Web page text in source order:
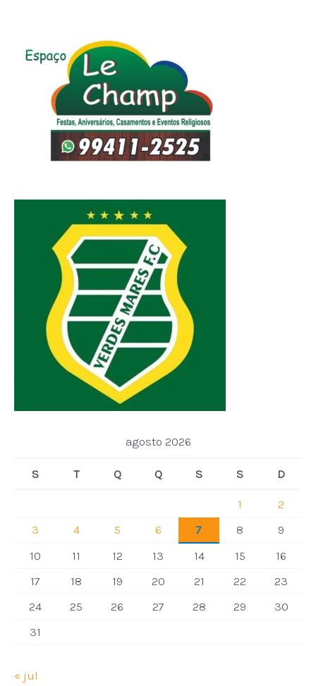
agosto 2026
S T Q Q S S D
1
2
3
4 5 6 7 8
9
10
11 12 13 14 15
16
17
18 19 20 21 22
23
24
25 26 27 28 29
30
31
« jul